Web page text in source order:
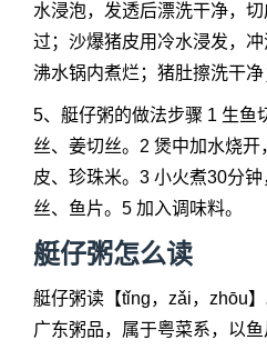
水浸泡，发透后漂洗干净，
过；沙爆猪皮用冷水浸发，
沸水锅内煮烂；猪肚擦洗干净
5、艇仔粥的做法步骤 1 生鱼
丝、姜切丝。2 煲中加水烧
皮、珍珠米。3 小火煮30分
丝、鱼片。5 加入调味料。
艇仔粥怎么读
艇仔粥读【tǐng，zǎi，zhōu
广东粥品，属于粤菜系，以